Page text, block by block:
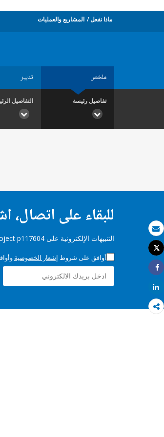
بريد الكتروني
طباعة
Tweet
Share
Share
ماذا نفعل المشاريع والعمليات
ملخص تدبير
تفاصيل رئيسة التفاصيل
للبقاء على اتصال،
التنبيهات الإلكترونية على Project p117604
أوافق على شروط إشعار الخصوصية